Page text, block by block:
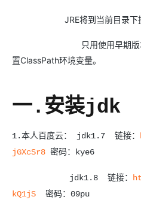
JRE将到当前目录下搜索
只用使用早期版本的jdk
置ClassPath环境变量。
一.安装jdk
1.本人百度云： jdk1.7 链接：
jGXcSr8 密码：kye6
jdk1.8 链接：
kQ1jS 密码：09pu